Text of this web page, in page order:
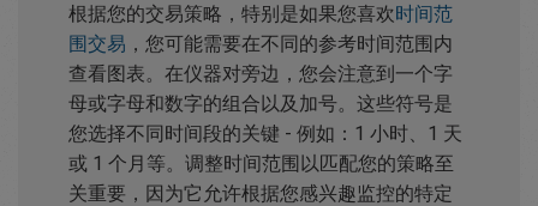
根据您的交易策略，特别是如果您喜欢时间范
围交易 ，您可能需要在不同的参考时间范围内
查看图表。在仪器对旁边，您会注意到一个字
母或字母和数字的组合以及加号。这些符号是
您选择不同时间段的关键 - 例如：1 小时、1 天
或 1 个月等。调整时间范围以匹配您的策略至
关重要，因为它允许根据您感兴趣监控的特定